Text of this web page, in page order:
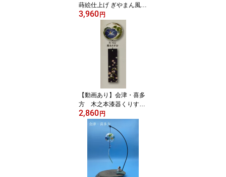
蒔絵仕上げ ぎやまん風鈴
《夏の贈り物にもおすす
3,960円
【動画あり】会津・喜多
方 木之本漆器くりすた
る風鈴 手描き風鈴 蒔
絵仕上げ《夏の贈り物に
もおすすめ》
2,860円